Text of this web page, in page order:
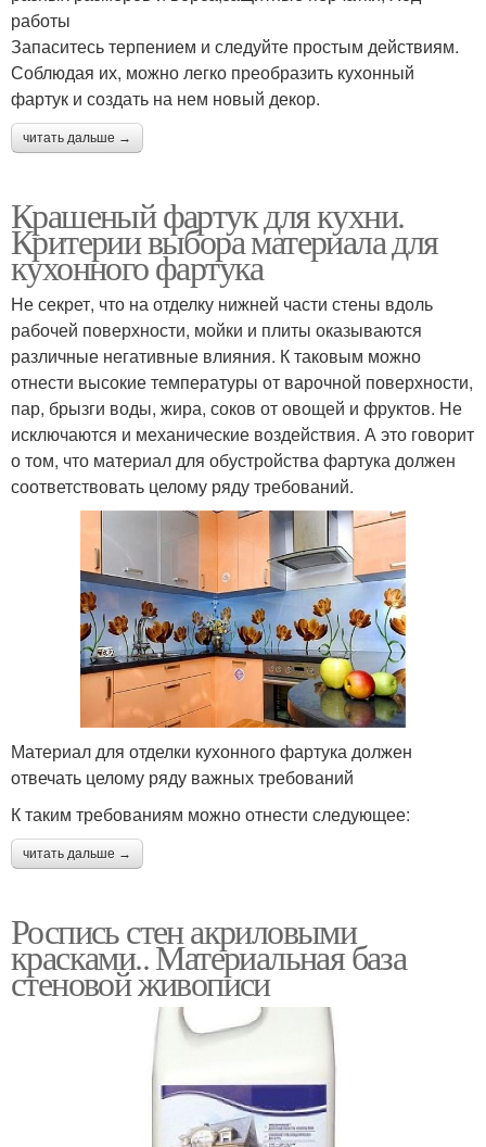
работы
Запаситесь терпением и следуйте простым действиям.
Соблюдая их, можно легко преобразить кухонный
фартук и создать на нем новый декор.
читать дальше →
Крашеный фартук для кухни.
Критерии выбора материала для
кухонного фартука
Не секрет, что на отделку нижней части стены вдоль
рабочей поверхности, мойки и плиты оказываются
различные негативные влияния. К таковым можно
отнести высокие температуры от варочной поверхности,
пар, брызги воды, жира, соков от овощей и фруктов. Не
исключаются и механические воздействия. А это говорит
о том, что материал для обустройства фартука должен
соответствовать целому ряду требований.
Материал для отделки кухонного фартука должен
отвечать целому ряду важных требований
К таким требованиям можно отнести следующее:
читать дальше →
Роспись стен акриловыми
красками.. Материальная база
стеновой живописи